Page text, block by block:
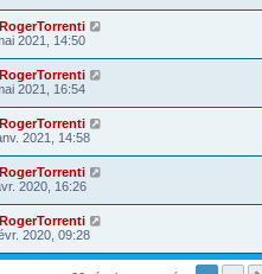
RogerTorrenti
2021, 14:50
RogerTorrenti
2021, 16:54
RogerTorrenti
2021, 14:58
RogerTorrenti
2020, 16:26
RogerTorrenti
2020, 09:28